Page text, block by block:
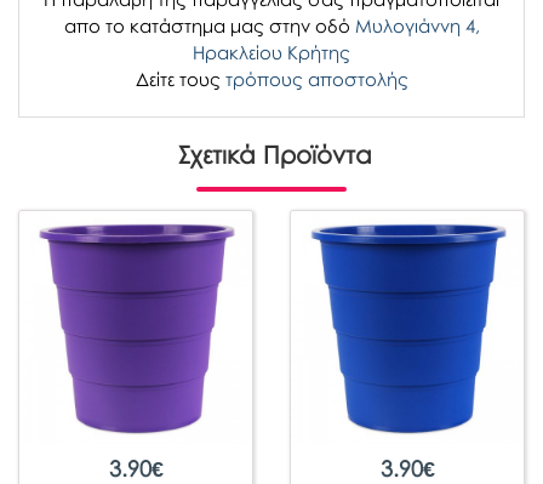
απο το κατάστημα μας στην οδό Μυλογιάννη 4,
Ηρακλείου Κρήτης
Δείτε τους τρόπους αποστολής
Σχετικά Προϊόντα
3.90€ 3.90€